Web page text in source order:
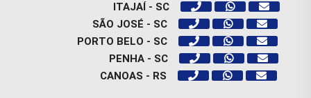
ITAJAÍ - SC
SÃO JOSÉ - SC
PORTO BELO - SC
PENHA - SC
CANOAS - RS